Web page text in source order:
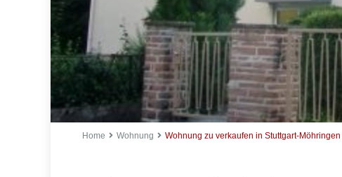
Home Wohnung Wohnung zu verkaufen in Stuttgart-Möhringen